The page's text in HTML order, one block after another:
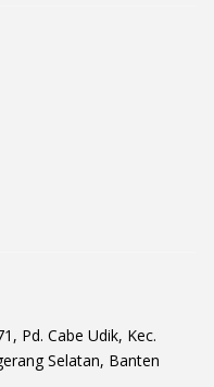
Pd. Cabe Udik, Kec.
Selatan, Banten